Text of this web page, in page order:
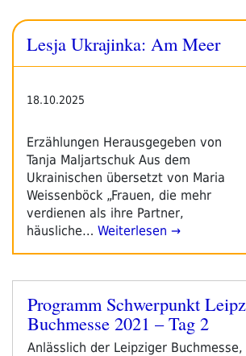
Lesja Ukrajinka: Am Meer
18.10.2025
Erzählungen Herausgegeben von
Tanja Maljartschuk Aus dem
Ukrainischen übersetzt von Maria
Weissenböck „Frauen, die mehr
verdienen als ihre Partner,
häusliche… Weiterlesen →
Veröffentlicht
am
Programm Schwerpunkt
Buchmesse 2021 – Tag 2
Anlässlich der Leipziger